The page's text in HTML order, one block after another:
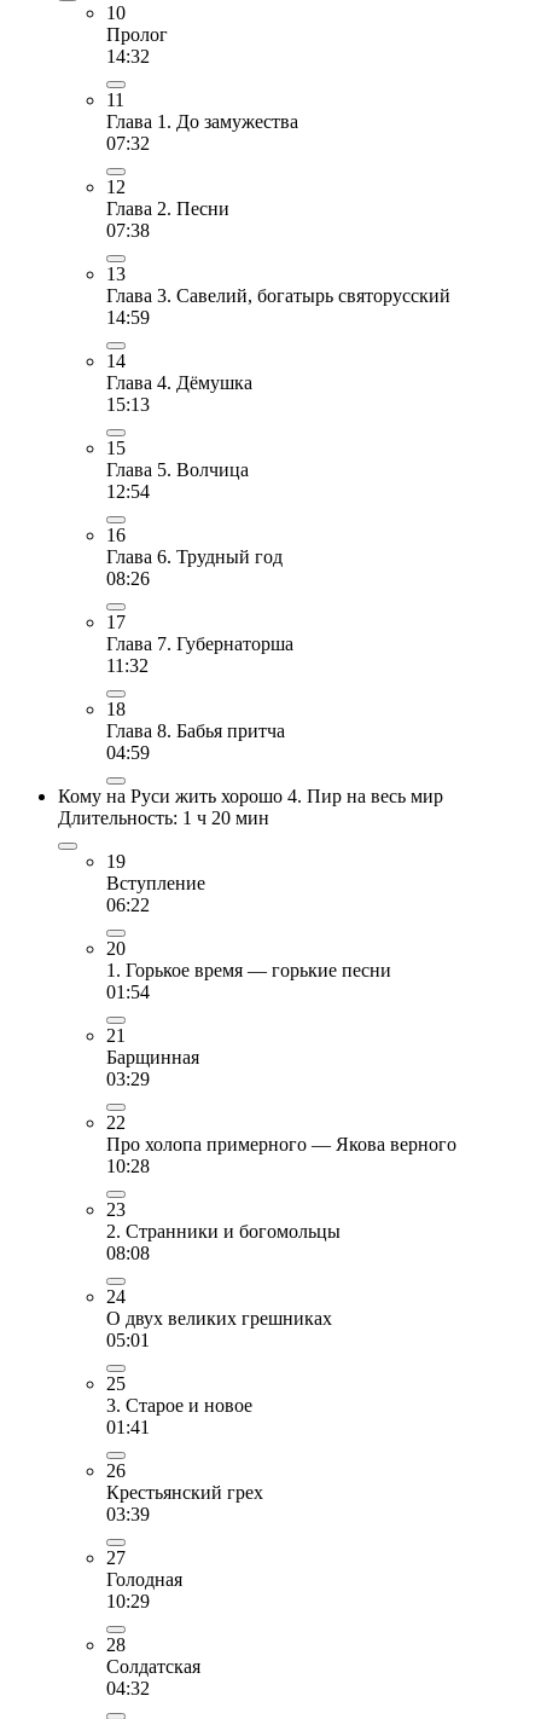
10
Пролог
14:32
11
Глава 1. До замужества
07:32
12
Глава 2. Песни
07:38
13
Глава 3. Савелий, богатырь святорусский
14:59
14
Глава 4. Дёмушка
15:13
15
Глава 5. Волчица
12:54
16
Глава 6. Трудный год
08:26
17
Глава 7. Губернаторша
11:32
18
Глава 8. Бабья притча
04:59
Кому на Руси жить хорошо 4. Пир на весь мир
Длительность: 1 ч 20 мин
19
Вступление
06:22
20
1. Горькое время — горькие песни
01:54
21
Барщинная
03:29
22
Про холопа примерного — Якова верного
10:28
23
2. Странники и богомольцы
08:08
24
О двух великих грешниках
05:01
25
3. Старое и новое
01:41
26
Крестьянский грех
03:39
27
Голодная
10:29
28
Солдатская
04:32